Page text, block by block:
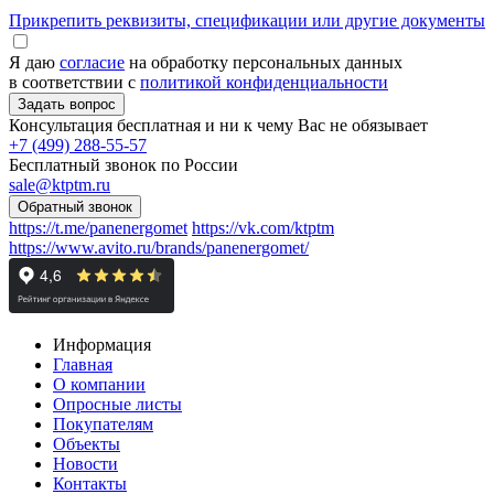
Прикрепить реквизиты, спецификации или другие документы
Я даю согласие на обработку персональных данных
в соответствии с политикой конфиденциальности
Консультация бесплатная и ни к чему Вас не обязывает
+7 (499) 288-55-57
Бесплатный звонок по России
sale@ktptm.ru
https://t.me/panenergomet https://vk.com/ktptm
https://www.avito.ru/brands/panenergomet/
Информация
Главная
О компании
Опросные листы
Покупателям
Объекты
Новости
Контакты